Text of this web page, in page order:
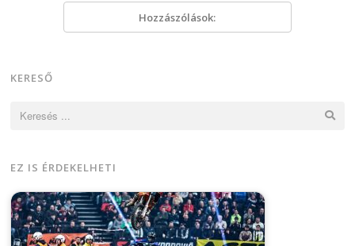
Hozzászólások:
KERESŐ
EZ IS ÉRDEKELHETI